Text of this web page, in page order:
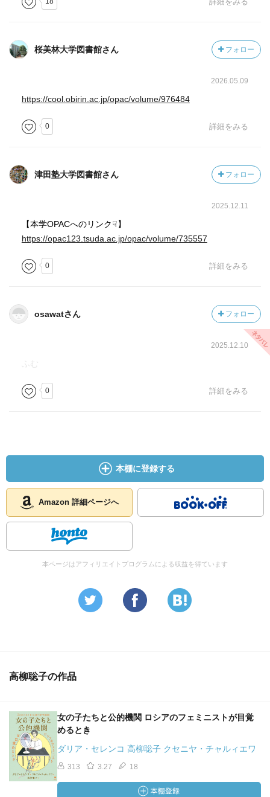
桜美林大学図書館さん フォロー
2026.05.09
https://cool.obirin.ac.jp/opac/volume/976484
0 詳細をみる
津田塾大学図書館さん フォロー
2025.12.11
【本学OPACへのリンク☟】
https://opac123.tsuda.ac.jp/opac/volume/735557
0 詳細をみる
osawatさん フォロー
2025.12.10
0 詳細をみる
本棚に登録する
Amazon 詳細ページへ
本ページはアフィリエイトプログラムによる収益を得ています
高柳聡子の作品
女の子たちと公的機関 ロシアのフェミニストが目覚
めるとき
ダリア・セレンコ 高柳聡子 クセニヤ・チャルィエワ
313 3.27 18